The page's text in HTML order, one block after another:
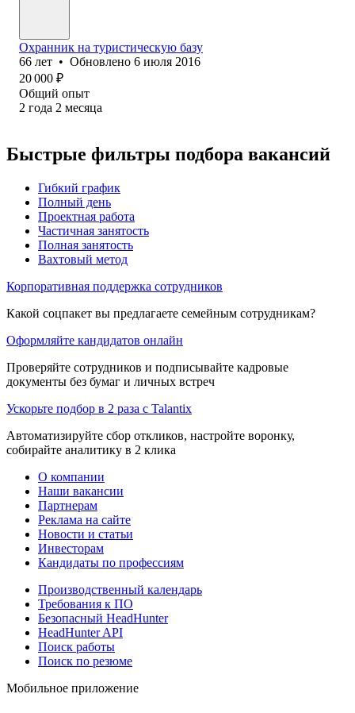
Охранник на туристическую базу
66 лет • Обновлено 6 июля 2016
20 000 ₽
Общий опыт
2 года 2 месяца
Быстрые фильтры подбора вакансий
Гибкий график
Полный день
Проектная работа
Частичная занятость
Полная занятость
Вахтовый метод
Корпоративная поддержка сотрудников
Какой соцпакет вы предлагаете семейным сотрудникам?
Оформляйте кандидатов онлайн
Проверяйте сотрудников и подписывайте кадровые
документы без бумаг и личных встреч
Ускорьте подбор в 2 раза с Talantix
Автоматизируйте сбор откликов, настройте воронку,
собирайте аналитику в 2 клика
О компании
Наши вакансии
Партнерам
Реклама на сайте
Новости и статьи
Инвесторам
Кандидаты по профессиям
Производственный календарь
Требования к ПО
Безопасный HeadHunter
HeadHunter API
Поиск работы
Поиск по резюме
Мобильное приложение